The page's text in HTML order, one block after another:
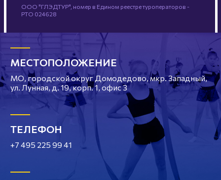
ООО "ГЛЭДТУР", номер в Едином реестре туроператоров -
РТО 024628
МЕСТОПОЛОЖЕНИЕ
МО, городской округ Домодедово, мкр. Западный,
ул. Лунная, д. 19, корп. 1, офис 3
ТЕЛЕФОН
+7 495 225 99 41